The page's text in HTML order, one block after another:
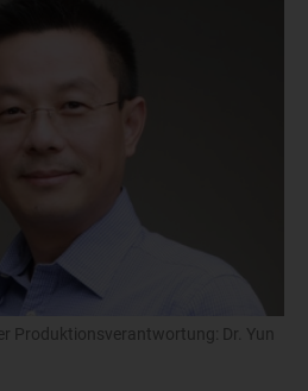
Produktionsverantwortung: Dr. Yun